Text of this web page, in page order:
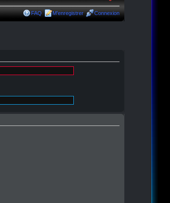
FAQ M’enregistrer Connexion